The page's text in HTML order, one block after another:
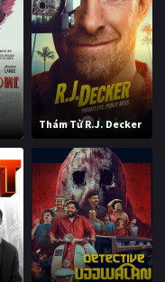
Thám Tử R.J. Decker